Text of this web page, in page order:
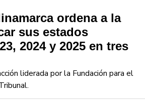
ordena a la
sus estados
2024 y 2025 en tres
liderada por la Fundación para el